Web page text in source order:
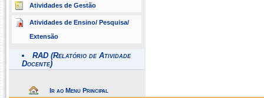
Atividades de Gestão
Atividades de Ensino/ Pesquisa/
Extensão
RAD (Relatório de Atividade
Docente)
Ir ao Menu Principal